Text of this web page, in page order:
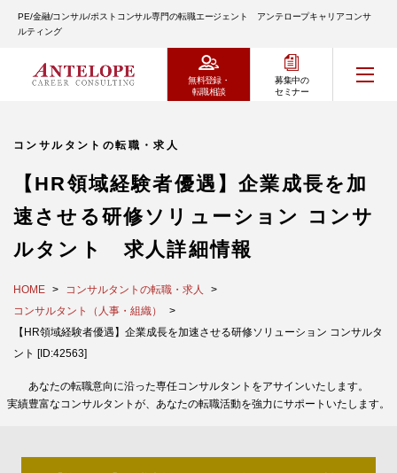
PE/金融/コンサル/ポストコンサル専門の転職エージェント アンテロープキャリアコンサ
ルティング
無料登録・
転職相談
募集中の
セミナー
コンサルタントの転職・求人
【HR領域経験者優遇】企業成長を加
速させる研修ソリューション コンサ
ルタント 求人詳細情報
HOME
コンサルタントの転職・求人
コンサルタント（人事・組織）
【HR領域経験者優遇】企業成長を加速させる研修ソリューション コンサルタ
ント [ID:42563]
あなたの転職意向に沿った専任コンサルタントをアサインいたします。
実績豊富なコンサルタントが、あなたの転職活動を強力にサポートいたします。